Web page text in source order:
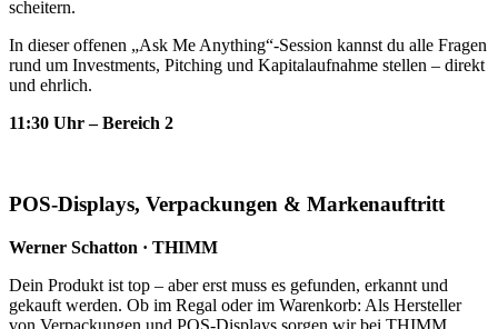
scheitern.
In dieser offenen „Ask Me Anything“-Session kannst du alle Fragen
rund um Investments, Pitching und Kapitalaufnahme stellen – direkt
und ehrlich.
11:30 Uhr – Bereich 2
POS-Displays, Verpackungen & Markenauftritt
Werner Schatton · THIMM
Dein Produkt ist top – aber erst muss es gefunden, erkannt und
gekauft werden. Ob im Regal oder im Warenkorb: Als Hersteller
von Verpackungen und POS-Displays sorgen wir bei THIMM